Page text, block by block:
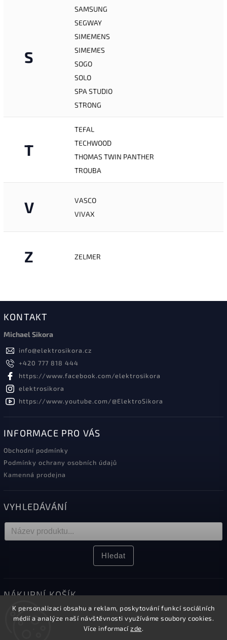
K personalizaci obsahu a reklam, poskytování funkcí sociálních
médií a analýze naší návštěvnosti využíváme soubory cookies.
Více informacízde.
S
SAMSUNG
SEGWAY
SIMEMENS
SIMEMES
SOGO
SOLO
SPA STUDIO
STRONG
T
TEFAL
TECHWOOD
THOMAS TWIN PANTHER
TROUBA
V
VASCO
VIVAX
Z ZELMER
KONTAKT
Michael Sikora
info@elektrosikora.cz
+420 777 818 444
https://www.facebook.com/elektrosikora
elektrosikora
https://www.youtube.com/@ElektroSikora
INFORMACE PRO VÁS
Obchodní podmínky
Podmínky ochrany osobních údajů
Kamenná prodejna
VYHLEDÁVÁNÍ
Hledat
NÁKUPNÍ KOŠÍK
0ks /0 Kč